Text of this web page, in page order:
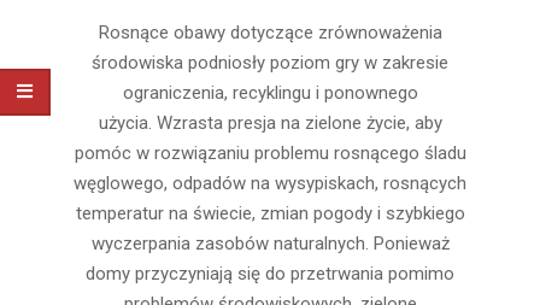
Rosnące obawy dotyczące zrównoważenia
środowiska podniosły poziom gry w zakresie
ograniczenia, recyklingu i ponownego
użycia. Wzrasta presja na zielone życie, aby
pomóc w rozwiązaniu problemu rosnącego śladu
węglowego, odpadów na wysypiskach, rosnących
temperatur na świecie, zmian pogody i szybkiego
wyczerpania zasobów naturalnych. Ponieważ
domy przyczyniają się do przetrwania pomimo